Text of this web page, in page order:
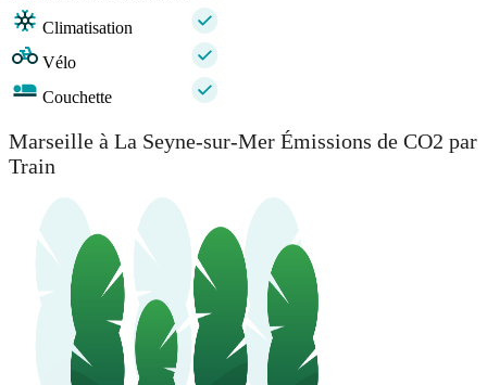
Climatisation
Vélo
Couchette
Marseille à La Seyne-sur-Mer Émissions de CO2 par
Train